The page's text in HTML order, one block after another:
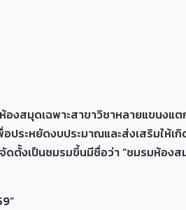
สมุดเฉพาะสาขาวิชาหลายแขนงแ
ระหยัดงบประมาณและส่งเสริมให้เ
ตั้งเป็นชมรมขึ้นมีชื่อว่า “ชมรมห้อง